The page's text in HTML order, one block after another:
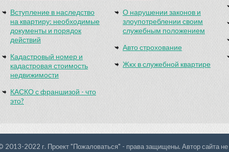
Вступление в наследство
на квартиру: необходимые
документы и порядок
действий
Кадастровый номер и
кадастровая стоимость
недвижимости
КАСКО с франшизой - что
это?
О нарушении законов и
злоупотреблении своим
служебным положением
Авто строхование
Жкх в служебной квартире
2013-2022 г. Проект "Пожаловаться" - права защищены. Автор сайта не